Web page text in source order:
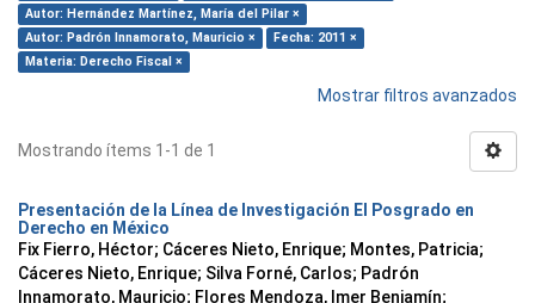
Autor: Hernández Martínez, María del Pilar ×
Autor: Padrón Innamorato, Mauricio ×
Fecha: 2011 ×
Materia: Derecho Fiscal ×
Mostrar filtros avanzados
Mostrando ítems 1-1 de 1
Presentación de la Línea de Investigación El Posgrado en
Derecho en México
Fix Fierro, Héctor; Cáceres Nieto, Enrique; Montes, Patricia;
Cáceres Nieto, Enrique; Silva Forné, Carlos; Padrón
Innamorato, Mauricio; Flores Mendoza, Imer Benjamín;